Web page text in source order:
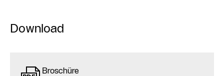
Download
Broschüre